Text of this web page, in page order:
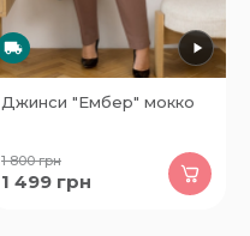
Джинси "Ембер" мокко
1 800грн
1 499 грн